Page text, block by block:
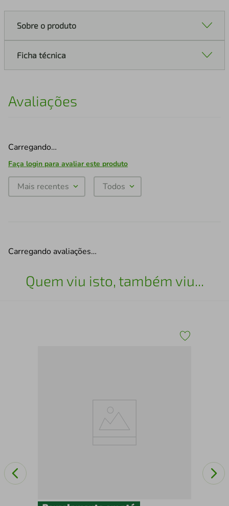
Sobre o produto
Ficha técnica
Avaliações
Carregando…
Faça login para avaliar este produto
Mais recentes Todos
Carregando avaliações…
Quem viu isto, também viu...